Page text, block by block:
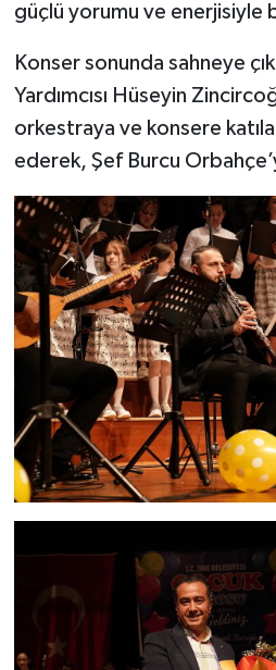
güçlü yorumu ve enerjisiyle
Konser sonunda sahneye
Yardımcısı Hüseyin
orkestraya ve konsere
ederek, Şef Burcu